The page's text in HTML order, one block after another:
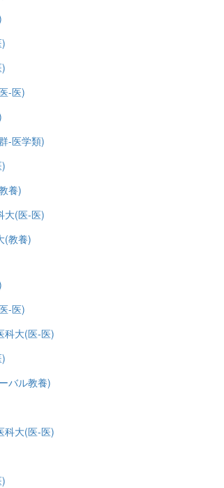
-医)
-医学類)
養)
大(医-医)
(教養)
-医)
科大(医-医)
バル教養)
科大(医-医)